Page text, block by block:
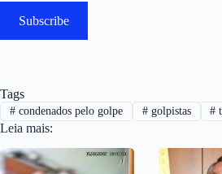
Subscribe
Tags
#condenados pelo golpe #golpistas #
Leia mais: